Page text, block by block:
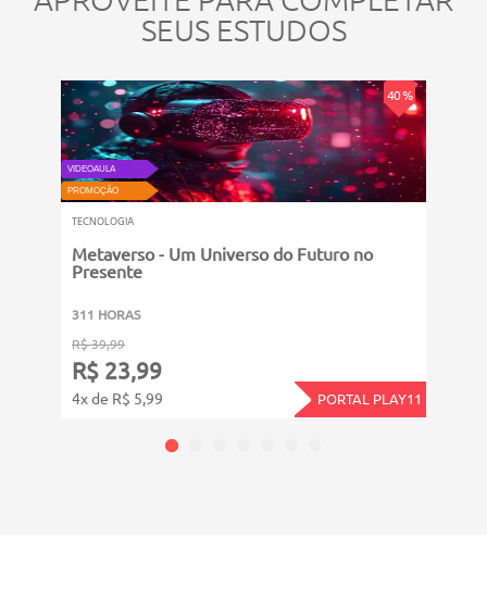
SEUS ESTUDOS
40 %
VIDEOAULA
PROMOÇÃO
TECNOLOGIA
Metaverso - Um Universo do Futuro no
Presente
311 HORAS
R$ 39,99
R$ 23,99
4x de R$ 5,99 PORTAL PLAY11